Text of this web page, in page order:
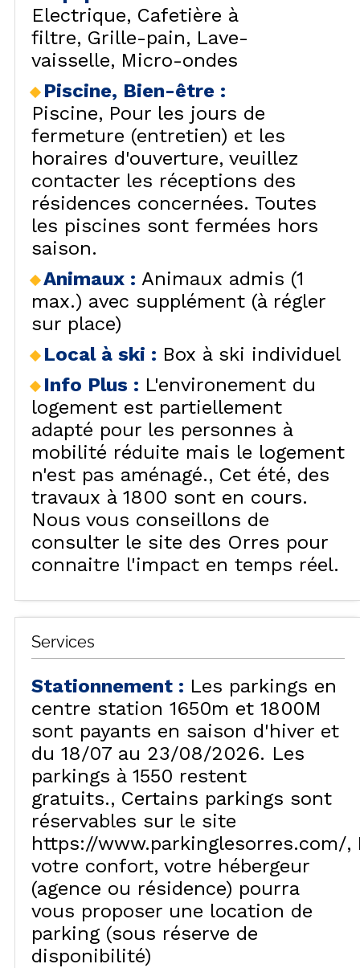
Electrique Cafetière à
filtre Grille-pain
Lave-
vaisselle
Micro-ondes
Piscine, Bien-être :
Piscine
Pour les jours de
fermeture (entretien) et les
horaires d'ouverture, veuillez
contacter les réceptions des
résidences concernées. Toutes
les piscines sont fermées hors
saison.
Animaux : Animaux admis (1
max.) avec supplément (à régler
sur place)
Local à ski : Box à ski individuel
Info Plus : L'environement du
logement est partiellement
adapté pour les personnes à
mobilité réduite mais le logement
n'est pas aménagé.
Cet été, des
travaux à 1800 sont en cours.
Nous vous conseillons de
consulter le site des Orres pour
connaitre l'impact en temps réel.
Services
Stationnement : Les parkings en
centre station 1650m et 1800M
sont payants en saison d'hiver et
du 18/07 au 23/08/2026. Les
parkings à 1550 restent
gratuits.
Certains parkings sont
réservables sur le site
https://www.parkinglesorres.com/
votre confort, votre hébergeur
(agence ou résidence) pourra
vous proposer une location de
parking (sous réserve de
disponibilité)